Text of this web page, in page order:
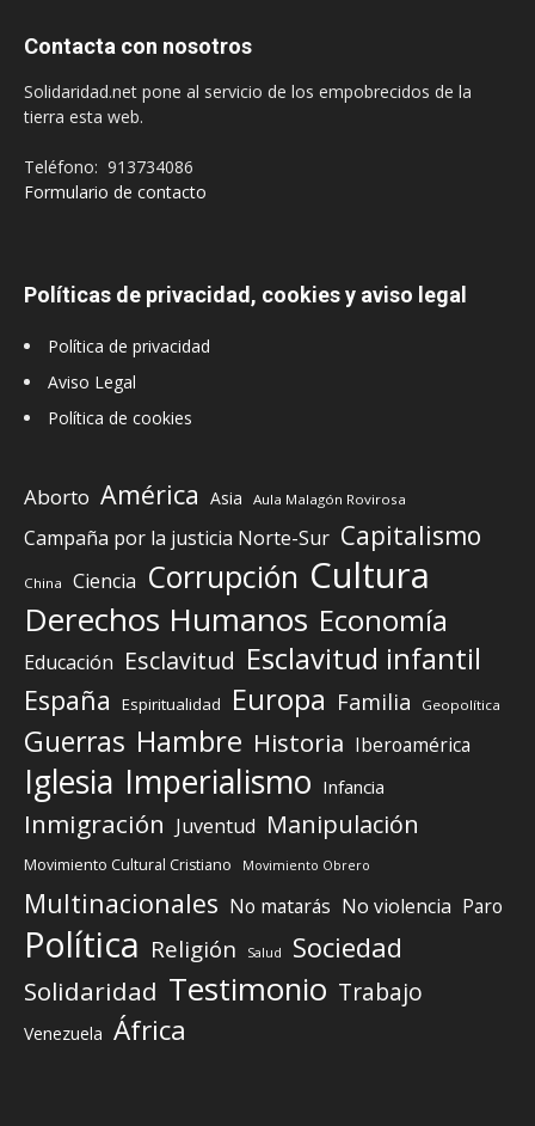
Contacta con nosotros
Solidaridad.net pone al servicio de los empobrecidos de la
tierra esta web.
Teléfono: 913734086
Formulario de contacto
Políticas de privacidad, cookies y aviso legal
Política de privacidad
Aviso Legal
Política de cookies
Aborto América Asia Aula Malagón Rovirosa
Campaña por la justicia Norte-Sur Capitalismo
China Ciencia Corrupción Cultura
Derechos Humanos Economía
Educación Esclavitud Esclavitud infantil
España Espiritualidad Europa Familia Geopolítica
Guerras Hambre Historia Iberoamérica
Iglesia Imperialismo Infancia
Inmigración Juventud Manipulación
Movimiento Cultural Cristiano Movimiento Obrero
Multinacionales No matarás No violencia Paro
Política Religión Salud Sociedad
Solidaridad Testimonio Trabajo
Venezuela África